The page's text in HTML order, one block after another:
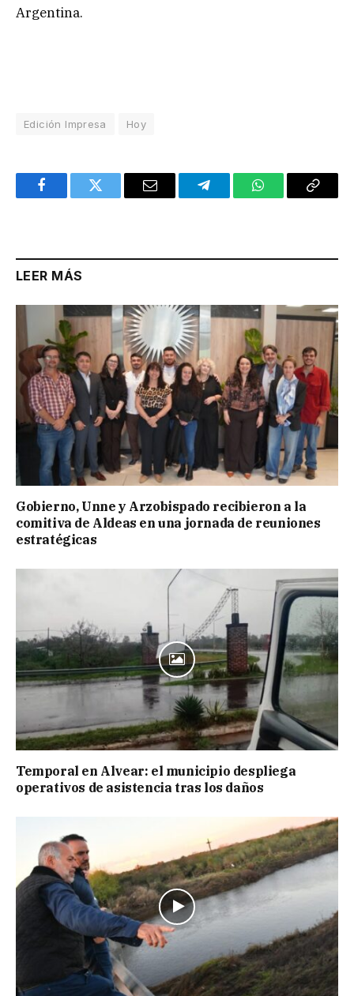
Argentina.
Edición Impresa Hoy
FacebookTwitter Email TelegramWhatsAppCopy
LEER MÁS
Gobierno, Unne y Arzobispado recibieron a la
comitiva de Aldeas en una jornada de reuniones
estratégicas
Temporal en Alvear: el municipio despliega
operativos de asistencia tras los daños